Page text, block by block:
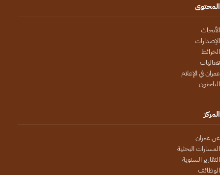
المحتوى
الأبحاث
الإصدارات
الخرائط
فعاليات
عمران في الإعلام
الباحثون
المركز
عن عمران
المسارات البحثية
التقارير السنوية
الوظائف